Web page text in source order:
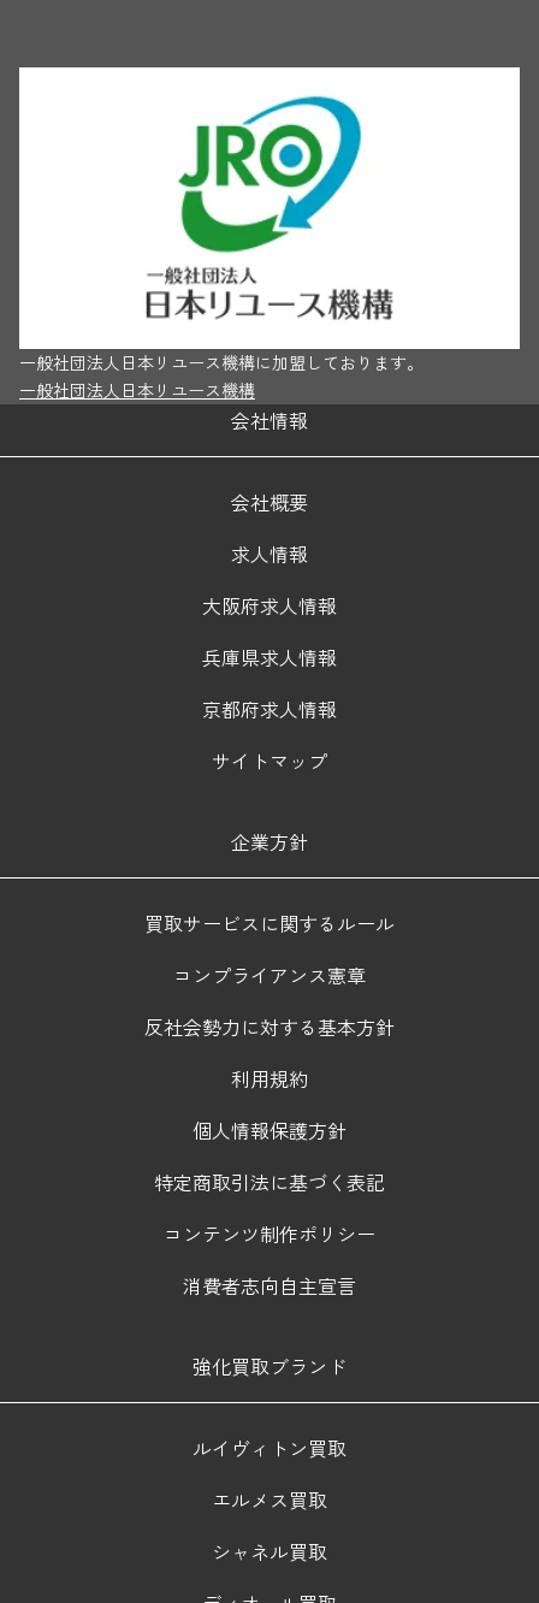
一般社団法人日本リユース機構に加盟しております。
一般社団法人日本リユース機構
会社情報
会社概要
求人情報
大阪府求人情報
兵庫県求人情報
京都府求人情報
サイトマップ
企業方針
買取サービスに関するルール
コンプライアンス憲章
反社会勢力に対する基本方針
利用規約
個人情報保護方針
特定商取引法に基づく表記
コンテンツ制作ポリシー
消費者志向自主宣言
強化買取ブランド
ルイヴィトン買取
エルメス買取
シャネル買取